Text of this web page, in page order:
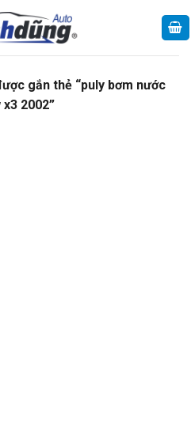
gắn thẻ “puly bơm nước
x3 2002”